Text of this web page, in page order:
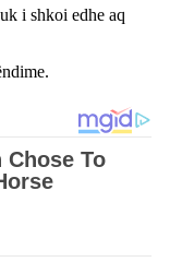
i shkoi edhe aq